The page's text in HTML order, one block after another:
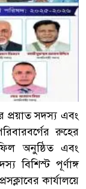
প্রয়াত সদস্য এবং
রুহের
অনুষ্ঠিত এবং
বিশিস্ট পূর্ণাঙ্গ
কার্যালয়ে